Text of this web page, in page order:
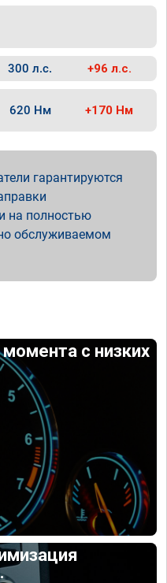
300 л.с. +96 л.с.
620 Нм +170 Нм
гарантируются
на полностью
обслуживаемом
с низких